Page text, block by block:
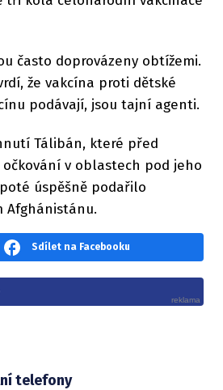
často doprovázeny obtížemi.
že vakcína proti dětské
podávají, jsou tajní agenti.
Tálibán, které před
v oblastech pod jeho
úspěšně podařilo
Afghánistánu.
Sdílet na Facebooku
telefony